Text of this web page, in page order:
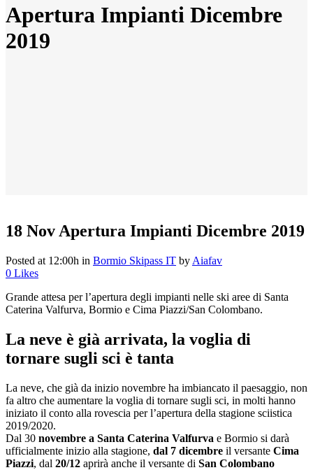
Apertura Impianti Dicembre
2019
18 Nov Apertura Impianti Dicembre 2019
Posted at 12:00h in Bormio Skipass IT by Aiafav
0 Likes
Grande attesa per l’apertura degli impianti nelle ski aree di Santa
Caterina Valfurva, Bormio e Cima Piazzi/San Colombano.
La neve è già arrivata, la voglia di
tornare sugli sci è tanta
La neve, che già da inizio novembre ha imbiancato il paesaggio, non
fa altro che aumentare la voglia di tornare sugli sci, in molti hanno
iniziato il conto alla rovescia per l’apertura della stagione sciistica
2019/2020.
Dal 30 novembre a Santa Caterina Valfurva e Bormio si darà
ufficialmente inizio alla stagione, dal 7 dicembre il versante Cima
Piazzi, dal 20/12 aprirà anche il versante di San Colombano